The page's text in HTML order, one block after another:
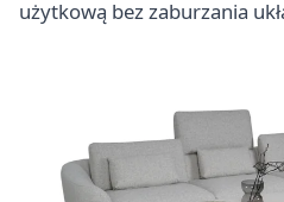
użytkową bez zaburzania